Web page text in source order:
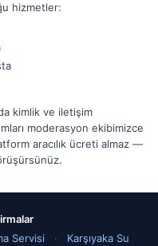
hizmetler:
kimlik ve iletişim
moderasyon ekibimizce
aracılık ücreti almaz —
Servisi · Karşıyaka Su